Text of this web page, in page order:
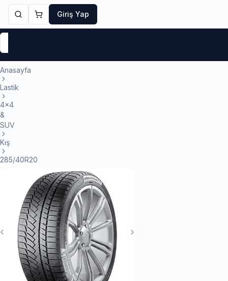
Giriş Yap
Anasayfa
Lastik
4x4
&
SUV
Kış
285/40R20
Next Slide
Previous Slide